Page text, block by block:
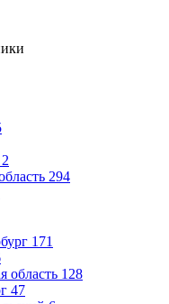
2
294
171
область 128
47